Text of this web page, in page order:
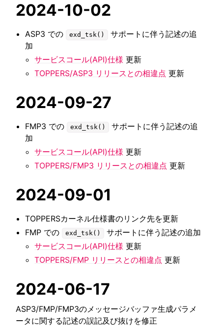
2024-10-02
ASP3 での exd_tsk()
サポートに伴う記述の追
加
サービスコール(API)仕様 更新
TOPPERS/ASP3 リリースとの相違点 更新
2024-09-27
FMP3 での exd_tsk()
サポートに伴う記述の追
加
サービスコール(API)仕様 更新
TOPPERS/FMP3 リリースとの相違点 更新
2024-09-01
TOPPERSカーネル仕様書のリンク先を更新
FMP での
exd_tsk()
サポートに伴う記述の追加
サービスコール(API)仕様 更新
TOPPERS/FMP リリースとの相違点 更新
2024-06-17
ASP3/FMP/FMP3のメッセージバッファ生成パラメ
ータに関する記述の誤記及び抜けを修正